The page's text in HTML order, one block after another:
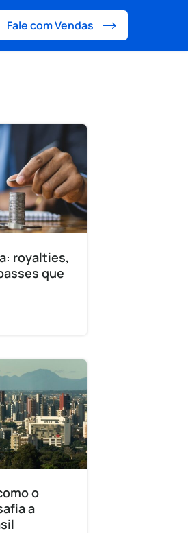
Fale com Vendas
royalties,
que
o
a